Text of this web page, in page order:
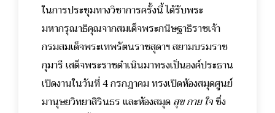
ในการประชุมทางวิชาการครั้งนี้ ได้รับพระ
มหากรุณาธิคุณจากสมเด็จพระกนิษฐาธิราชเจ้า
กรมสมเด็จพระเทพรัตนราชสุดาฯ สยามบรมราช
กุมารี เสด็จพระราชดำเนินมาทรงเป็นองค์ประธาน
เปิดงานในวันที่ 4 กรกฎาคม ทรงเปิดห้องสมุดศูนย์
มานุษยวิทยาสิรินธร และห้องสมุดสุข กาย ใจซึ่ง